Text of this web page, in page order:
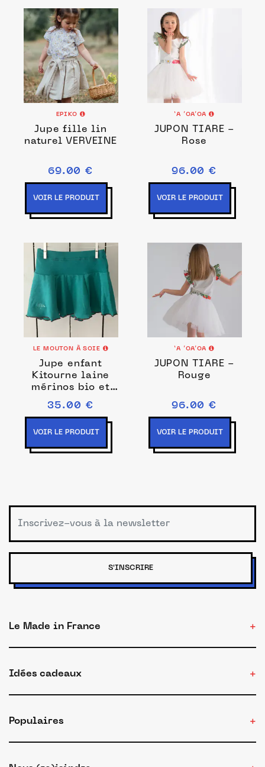
EPIKO
Jupe fille lin
naturel VERVEINE
69.00 €
VOIR LE PRODUIT
‘A ’OA’OA
JUPON TIARE -
Rose
96.00 €
VOIR LE PRODUIT
LE MOUTON À SOIE
Jupe enfant
Kitourne laine
mérinos bio et
soie
35.00 €
VOIR LE PRODUIT
‘A ’OA’OA
JUPON TIARE -
Rouge
96.00 €
VOIR LE PRODUIT
S'INSCRIRE
Le Made in France
Idées cadeaux
Populaires